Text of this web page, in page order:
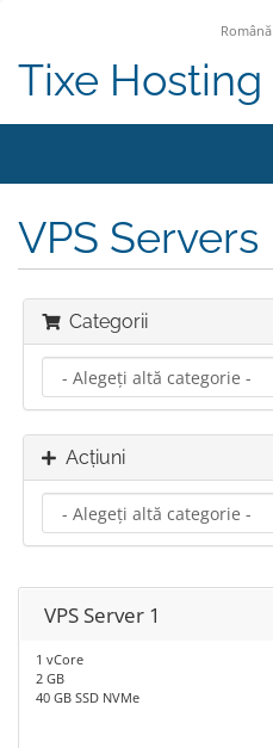
Română
Tixe Hosting
VPS Servers
Categorii
Acțiuni
VPS Server 1
1 vCore
2 GB
40 GB SSD NVMe